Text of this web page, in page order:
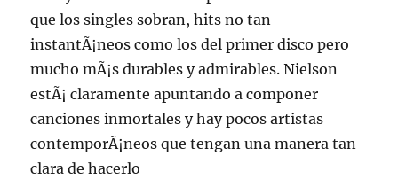
que los singles sobran, hits no tan
instantÃ¡neos como los del primer disco pero
mucho mÃ¡s durables y admirables. Nielson
estÃ¡ claramente apuntando a componer
canciones inmortales y hay pocos artistas
contemporÃ¡neos que tengan una manera tan
clara de hacerlo